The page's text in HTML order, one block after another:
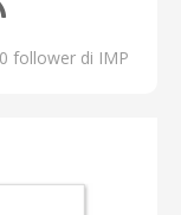
follower di IMP